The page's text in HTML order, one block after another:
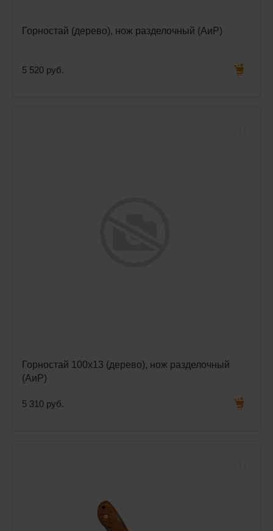
Горностай (дерево), нож разделочный (АиР)
5 520 руб.
Горностай 100х13 (дерево), нож разделочный
(АиР)
5 310 руб.